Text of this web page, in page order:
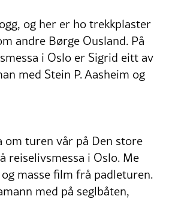
og her er ho trekkplaster
andre Børge Ousland. På
i Oslo er Sigrid eitt av
med Stein P. Aasheim og
om turen vår på Den store
reiselivsmessa i Oslo. Me
masse film frå padleturen.
med på seglbåten,